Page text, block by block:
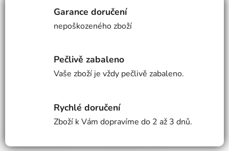
Garance doručení
nepoškozeného zboží
Pečlivě zabaleno
Vaše zboží je vždy pečlivě zabaleno.
Rychlé doručení
Zboží k Vám dopravíme do 2 až 3 dnů.